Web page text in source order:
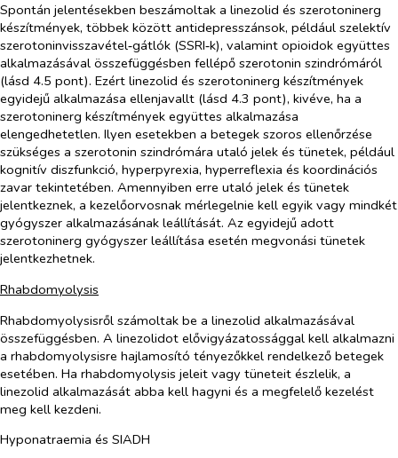
Spontán jelentésekben beszámoltak a linezolid és szerotoninerg
készítmények, többek között antidepresszánsok, például szelektív
szerotoninvisszavétel‑gátlók (SSRI‑k), valamint opioidok együttes
alkalmazásával összefüggésben fellépő szerotonin szindrómáról
(lásd 4.5 pont). Ezért linezolid és szerotoninerg készítmények
egyidejű alkalmazása ellenjavallt (lásd 4.3 pont), kivéve, ha a
szerotoninerg készítmények együttes alkalmazása
elengedhetetlen. Ilyen esetekben a betegek szoros ellenőrzése
szükséges a szerotonin szindrómára utaló jelek és tünetek, például
kognitív diszfunkció, hyperpyrexia, hyperreflexia és koordinációs
zavar tekintetében. Amennyiben erre utaló jelek és tünetek
jelentkeznek, a kezelőorvosnak mérlegelnie kell egyik vagy mindkét
gyógyszer alkalmazásának leállítását. Az egyidejű adott
szerotoninerg gyógyszer leállítása esetén megvonási tünetek
jelentkezhetnek.
Rhabdomyolysis
Rhabdomyolysisről számoltak be a linezolid alkalmazásával
összefüggésben. A linezolidot elővigyázatossággal kell alkalmazni
a rhabdomyolysisre hajlamosító tényezőkkel rendelkező betegek
esetében. Ha rhabdomyolysis jeleit vagy tüneteit észlelik, a
linezolid alkalmazását abba kell hagyni és a megfelelő kezelést
meg kell kezdeni.
Hyponatraemia és SIADH